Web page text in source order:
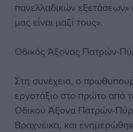
πανελλαδικών εξετάσεων»
μας είναι μαζί τους».
Οδικός Άξονας Πατρών-
Στη συνέχεια, ο
εργοτάξιο στο πρώτο από
Οδικού Άξονα Πατρών-
Βραχνέικα, και